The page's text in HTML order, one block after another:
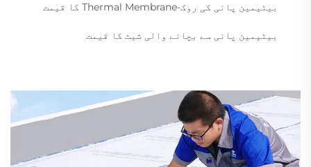
بیٹیمین پانی کی روک-Thermal Membrane کا قیمت
بیٹیمین پانی سے بچانے والی شیٹ کا قیمت